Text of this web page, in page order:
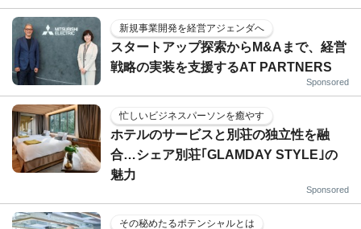
新規事業開発を経営アジェンダへ
スタートアップ探索からM&Aまで、経営
戦略の実装を支援するAT PARTNERS
Sponsored
忙しいビジネスパーソンを癒やす
ホテルのサービスと別荘の独立性を融
合…シェア別荘｢GLAMDAY STYLE｣の
魅力
Sponsored
その秘めたるポテンシャルとは